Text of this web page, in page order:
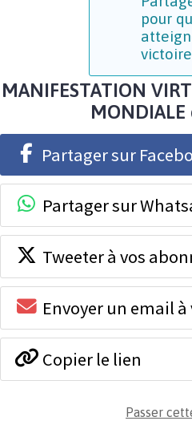
pour
MANIFESTATION
Partager sur
Partager sur
Tweeter à vos
Envoyer un email
Copier le lien
Passer